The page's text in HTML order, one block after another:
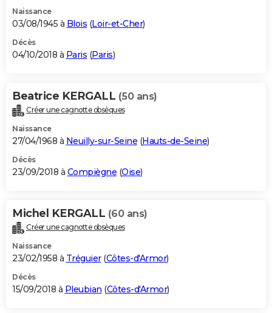
Naissance
03/08/1945 à Blois (Loir-et-Cher)
Décès
04/10/2018 à Paris (Paris)
Beatrice KERGALL (50 ans)
Créer une cagnotte obsèques
Naissance
27/04/1968 à Neuilly-sur-Seine (Hauts-de-Seine)
Décès
23/09/2018 à Compiègne (Oise)
Michel KERGALL (60 ans)
Créer une cagnotte obsèques
Naissance
23/02/1958 à Tréguier(Côtes-d'Armor)
Décès
15/09/2018 à Pleubian (Côtes-d'Armor)